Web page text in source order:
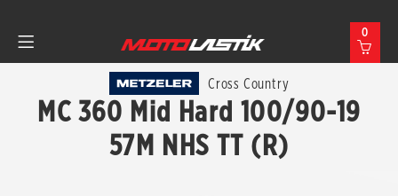
0
Cross Country
MC 360 Mid Hard 100/90-19
57M NHS TT (R)